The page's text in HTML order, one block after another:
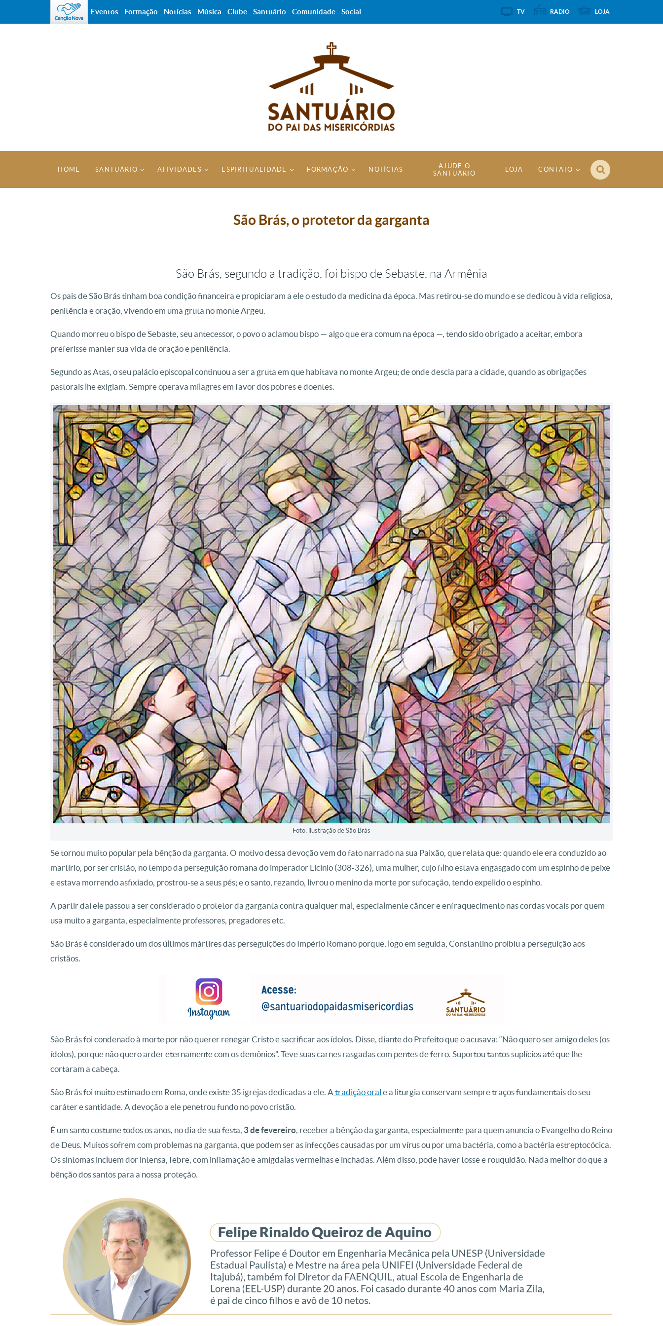
HOME SANTUÁRIO ATIVIDADES ESPIRITUALIDADE FORMAÇÃO NOTÍCIAS
AJUDE O
SANTUÁRIO
LOJA CONTATO
São Brás, o protetor da garganta
São Brás, segundo a tradição, foi bispo de Sebaste, na Armênia
Os pais de São Brás tinham boa condição financeira e propiciaram a ele o estudo da medicina da época. Mas retirou-se do mundo e se dedicou à vida religiosa,
penitência e oração, vivendo em uma gruta no monte Argeu.
Quando morreu o bispo de Sebaste, seu antecessor, o povo o aclamou bispo — algo que era comum na época —, tendo sido obrigado a aceitar, embora
preferisse manter sua vida de oração e penitência.
Segundo as Atas, o seu palácio episcopal continuou a ser a gruta em que habitava no monte Argeu; de onde descia para a cidade, quando as obrigações
pastorais lhe exigiam. Sempre operava milagres em favor dos pobres e doentes.
Foto: ilustração de São Brás
Se tornou muito popular pela bênção da garganta. O motivo dessa devoção vem do fato narrado na sua Paixão, que relata que: quando ele era conduzido ao
martírio, por ser cristão, no tempo da perseguição romana do imperador Licínio (308-326), uma mulher, cujo filho estava engasgado com um espinho de peixe
e estava morrendo asfixiado, prostrou-se a seus pés; e o santo, rezando, livrou o menino da morte por sufocação, tendo expelido o espinho.
A partir daí ele passou a ser considerado o protetor da garganta contra qualquer mal, especialmente câncer e enfraquecimento nas cordas vocais por quem
usa muito a garganta, especialmente professores, pregadores etc.
São Brás é considerado um dos últimos mártires das perseguições do Império Romano porque, logo em seguida, Constantino proibiu a perseguição aos
cristãos.
São Brás foi condenado à morte por não querer renegar Cristo e sacrificar aos ídolos. Disse, diante do Prefeito que o acusava: “Não quero ser amigo deles (os
ídolos), porque não quero arder eternamente com os demônios”. Teve suas carnes rasgadas com pentes de ferro. Suportou tantos suplícios até que lhe
cortaram a cabeça.
São Brás foi muito estimado em Roma, onde existe 35 igrejas dedicadas a ele. A tradição oral e a liturgia conservam sempre traços fundamentais do seu
caráter e santidade. A devoção a ele penetrou fundo no povo cristão.
É um santo costume todos os anos, no dia de sua festa, 3 de fevereiro , receber a bênção da garganta, especialmente para quem anuncia o Evangelho do Reino
de Deus. Muitos sofrem com problemas na garganta, que podem ser as infecções causadas por um vírus ou por uma bactéria, como a bactéria estreptocócica.
Os sintomas incluem dor intensa, febre, com inflamação e amígdalas vermelhas e inchadas. Além disso, pode haver tosse e rouquidão. Nada melhor do que a
bênção dos santos para a nossa proteção.
Eventos Formação Notícias Música Clube Santuário Comunidade Social TV RÁDIO LOJA